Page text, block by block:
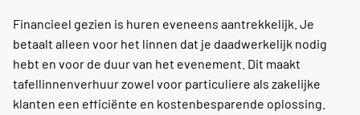
Financieel gezien is huren eveneens aantrekkelijk. Je
betaalt alleen voor het linnen dat je daadwerkelijk nodig
hebt en voor de duur van het evenement. Dit maakt
tafellinnenverhuur zowel voor particuliere als zakelijke
klanten een efficiënte en kostenbesparende oplossing.